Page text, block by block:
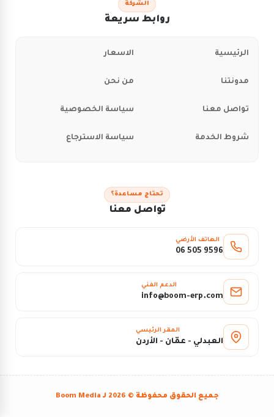
الشركة
روابط سريعة
الرئيسية الاسعار
مدونتنا من نحن
تواصل معنا سياسة الخصوصية
شروط الخدمة سياسة الاسترجاع
تحتاج مساعدة؟
تواصل معنا
الهاتف الأرضي
06 505 9596
الدعم الفني
info@boom-erp.com
المقر الرئيسي
العبدلي - عمّان - الأردن
جميع الحقوق محفوظة © 2026 لـ Boom Media